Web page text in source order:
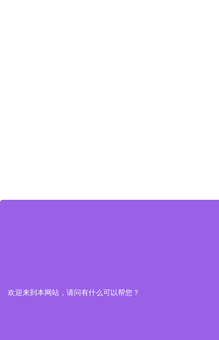
欢迎来到本网站，请问有什么可以帮您？